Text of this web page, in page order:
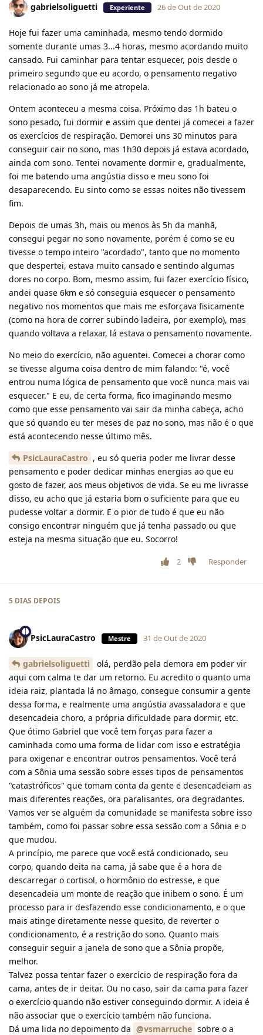
gabrielsoliguetti Experiente 26 de Out de 2020
Hoje fui fazer uma caminhada, mesmo tendo dormido
somente durante umas 3...4 horas, mesmo acordando muito
cansado. Fui caminhar para tentar esquecer, pois desde o
primeiro segundo que eu acordo, o pensamento negativo
relacionado ao sono já me atropela.
Ontem aconteceu a mesma coisa. Próximo das 1h bateu o
sono pesado, fui dormir e assim que dentei já comecei a fazer
os exercícios de respiração. Demorei uns 30 minutos para
conseguir cair no sono, mas 1h30 depois já estava acordado,
ainda com sono. Tentei novamente dormir e, gradualmente,
foi me batendo uma angústia disso e meu sono foi
desaparecendo. Eu sinto como se essas noites não tivessem
fim.
Depois de umas 3h, mais ou menos às 5h da manhã,
consegui pegar no sono novamente, porém é como se eu
tivesse o tempo inteiro "acordado", tanto que no momento
que despertei, estava muito cansado e sentindo algumas
dores no corpo. Bom, mesmo assim, fui fazer exercício físico,
andei quase 6km e só conseguia esquecer o pensamento
negativo nos momentos que mais me esforçava fisicamente
(como na hora de correr subindo ladeira, por exemplo), mas
quando voltava a relaxar, lá estava o pensamento novamente.
No meio do exercício, não aguentei. Comecei a chorar como
se tivesse alguma coisa dentro de mim falando: "é, você
entrou numa lógica de pensamento que você nunca mais vai
esquecer." E eu, de certa forma, fico imaginando mesmo
como que esse pensamento vai sair da minha cabeça, acho
que só quando eu ter meses de paz no sono, mas não é o que
está acontecendo nesse último mês.
PsicLauraCastro , eu só queria poder me livrar desse
pensamento e poder dedicar minhas energias ao que eu
gosto de fazer, aos meus objetivos de vida. Se eu me livrasse
disso, eu acho que já estaria bom o suficiente para que eu
pudesse voltar a dormir. E o pior de tudo é que eu não
consigo encontrar ninguém que já tenha passado ou que
esteja na mesma situação que eu. Socorro!
2 Responder
5 DIAS DEPOIS
PsicLauraCastro Mestre 31 de Out de 2020
gabrielsoliguetti
olá, perdão pela demora em poder vir
aqui com calma te dar um retorno. Eu acredito o quanto uma
ideia raiz, plantada lá no âmago, consegue consumir a gente
dessa forma, e realmente uma angústia avassaladora e que
desencadeia choro, a própria dificuldade para dormir, etc.
Que ótimo Gabriel que você tem forças para fazer a
caminhada como uma forma de lidar com isso e estratégia
para oxigenar e encontrar outros pensamentos. Você terá
com a Sônia uma sessão sobre esses tipos de pensamentos
"catastróficos" que tomam conta da gente e desencadeiam as
mais diferentes reações, ora paralisantes, ora degradantes.
Vamos ver se alguém da comunidade se manifesta sobre isso
também, como foi passar sobre essa sessão com a Sônia e o
que mudou.
A princípio, me parece que você está condicionado, seu
corpo, quando deita na cama, já sabe que é a hora de
descarregar o cortisol, o hormônio do estresse, e que
desencadeia um monte de reação que inibem o sono. É um
processo para ir desfazendo esse condicionamento, e o que
mais atinge diretamente nesse quesito, de reverter o
condicionamento, é a restrição do sono. Quanto mais
conseguir seguir a janela de sono que a Sônia propõe,
melhor.
Talvez possa tentar fazer o exercício de respiração fora da
cama, antes de ir deitar. Ou no caso, sair da cama para fazer
o exercício quando não estiver conseguindo dormir. A ideia é
não associar que o exercício também não funciona.
Dá uma lida no depoimento da @vsmarruche sobre o a